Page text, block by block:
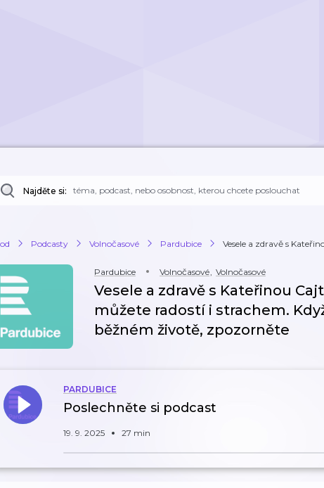
Najděte si:
Podcasty Volnočasové Pardubice Vesele a zdravě s
Pardubice Volnočasové, Volnočasové
Vesele a zdravě s Kateřinou
můžete radostí i strachem.
běžném životě, zpozorněte
PARDUBICE
Poslechněte si podcast
19. 9. 2025 27 min